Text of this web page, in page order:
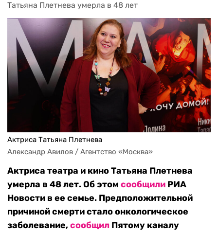
Татьяна Плетнева умерла в 48 лет
Актриса Татьяна Плетнева
Александр Авилов / Агентство «Москва»
Актриса театра и кино Татьяна Плетнева
умерла в 48 лет. Об этом сообщили РИА
Новости в ее семье. Предположительной
причиной смерти стало онкологическое
заболевание,сообщил Пятому каналу